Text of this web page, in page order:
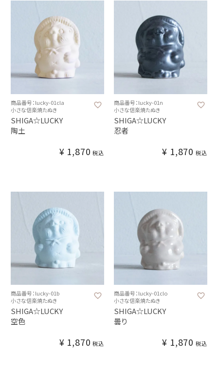
商品番号：lucky-01cla
小さな信楽焼たぬき
SHIGA☆LUCKY
陶土
¥ 1,870 税込
商品番号：lucky-01n
小さな信楽焼たぬき
SHIGA☆LUCKY
忍者
¥ 1,870 税込
商品番号：lucky-01b
小さな信楽焼たぬき
SHIGA☆LUCKY
空色
¥ 1,870 税込
商品番号：lucky-01clo
小さな信楽焼たぬき
SHIGA☆LUCKY
曇り
¥ 1,870 税込